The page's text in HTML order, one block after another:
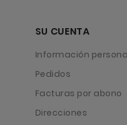
SU CUENTA
Información
Pedidos
Facturas por abono
Direcciones